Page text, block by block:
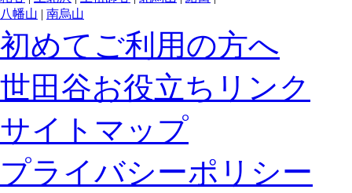
八幡山 | 南烏山
初めてご利用の方へ
世田谷お役立ちリンク
サイトマップ
プライバシーポリシー